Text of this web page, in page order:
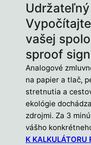
vašej
sproof
Analogové
na papier a tlač,
stretnutia a
ekológie
zdrojmi. Za 3
vášho
K KALKULÁTORU